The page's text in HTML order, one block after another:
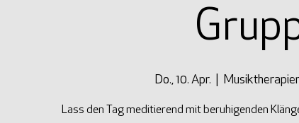
Do., 10. Apr.
Lass den Tag meditierend mit beruhigenden